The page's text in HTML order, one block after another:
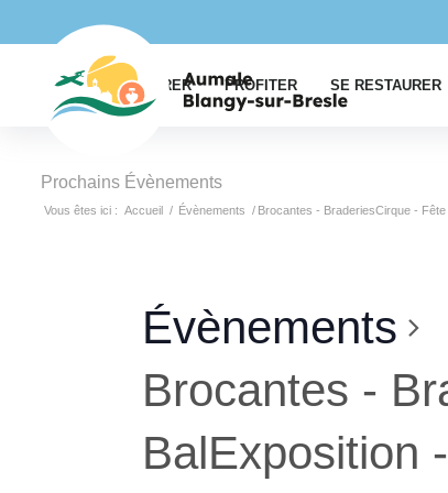
EXPLORER PROFITER SE RESTAURER
Prochains Évènements
Vous êtes ici : Accueil / Évènements / Brocantes - BraderiesCirque -
Évènements
Brocantes -
BalExposition